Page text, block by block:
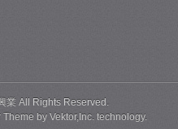
業All Rights Reserved.
Theme byVektor,Inc. technology.